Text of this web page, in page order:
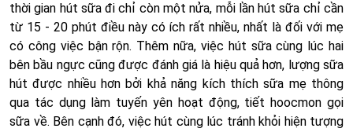
thời gian hút sữa đi chỉ còn một nửa, mỗi lần hút sữa chỉ cần
từ 15 - 20 phút điều này có ích rất nhiều, nhất là đối với mẹ
có công việc bận rộn. Thêm nữa, việc hút sữa cùng lúc hai
bên bầu ngực cũng được đánh giá là hiệu quả hơn, lượng sữa
hút được nhiều hơn bởi khả năng kích thích sữa mẹ thông
qua tác dụng làm tuyến yên hoạt động, tiết hoocmon gọi
sữa về. Bên cạnh đó, việc hút cùng lúc tránh khỏi hiện tượng